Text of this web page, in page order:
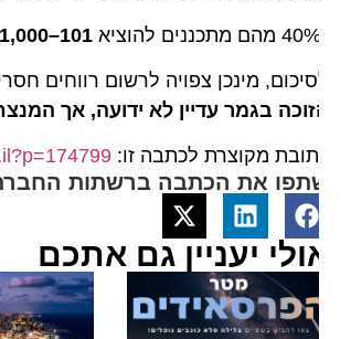
101–1,000 יורו
מינכן צפויה לרשום רווחים חסרי
בגמר עדיין לא ידועה, אך
מקוצרת לכתבה זו:
את הכתבה ברשתות
יעניין גם אתכם